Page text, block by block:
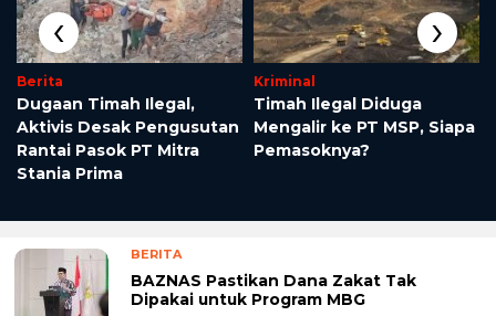
Berita
Dugaan Timah Ilegal,
Aktivis Desak Pengusutan
Rantai Pasok PT Mitra
Stania Prima
Kriminal
Timah Ilegal Diduga
Mengalir ke PT MSP, Siapa
Pemasoknya?
‹ ›
BERITA
BAZNAS Pastikan Dana Zakat Tak
Dipakai untuk Program MBG